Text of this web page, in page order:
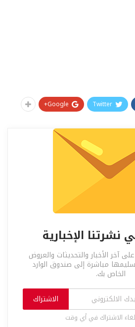
Twitter
Google+
الإخبارية
آخر الأخبار والتحديثات والعروض
مباشرة إلى صندوق الوارد
الخاص بك.
الاشتراك
الاشتراك في أي وقت